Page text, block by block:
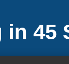
in 45